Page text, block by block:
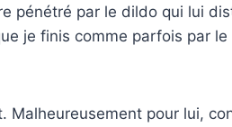
pénétré par le dildo qui lui
je finis comme parfois par le
Malheureusement pour lui,